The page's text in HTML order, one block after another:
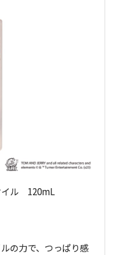
イル 120mL
の力で、つっぱり感